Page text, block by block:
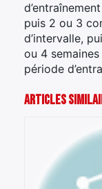
puis 2 ou 3
d’intervalle,
ou 4
période
Articles